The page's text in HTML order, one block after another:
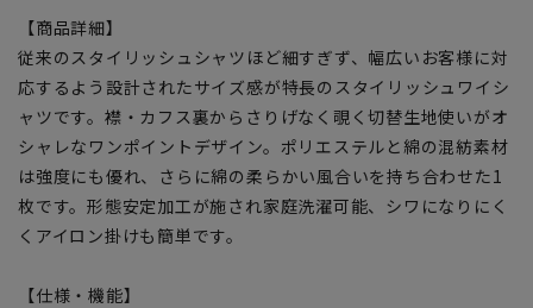
【商品詳細】
従来のスタイリッシュシャツほど細すぎず、幅広いお客様に対
応するよう設計されたサイズ感が特長のスタイリッシュワイシ
ャツです。襟・カフス裏からさりげなく覗く切替生地使いがオ
シャレなワンポイントデザイン。ポリエステルと綿の混紡素材
は強度にも優れ、さらに綿の柔らかい風合いを持ち合わせた1
枚です。形態安定加工が施され家庭洗濯可能、シワになりにく
くアイロン掛けも簡単です。
【仕様・機能】